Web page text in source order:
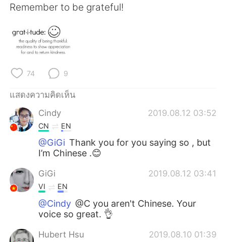
العربية Français
Deutsch
Türkçe
Português
Remember to be grateful!
74 9
แสดงความคิดเห็น
Cindy
2019.08.12 03:52
CN EN
@GiGi Thank you for you saying so , but
I’m Chinese .😊
GiGi 2019.08.12 03:41
VI EN
@Cindy @C you aren't Chinese. Your
voice so great. 👌
Hubert Hsu 2019.08.10 01:39